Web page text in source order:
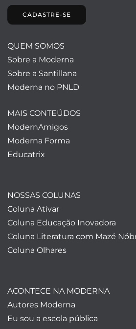
CADASTRE-SE
QUEM SOMOS
Sobre a Moderna
Sobre a Santillana
Moderna no PNLD
MAIS CONTEÚDOS
ModernAmigos
Moderna Forma
Educatrix
NOSSAS COLUNAS
Coluna Ativar
Coluna Educação Inovadora
Coluna Literatura com Mazé
Coluna Olhares
ACONTECE NA MODERNA
Autores Moderna
Eu sou a escola pública